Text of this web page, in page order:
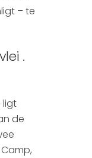
– te
.
ligt
de